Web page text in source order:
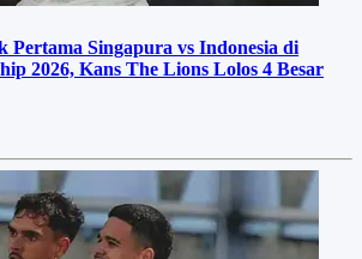
Pertama Singapura vs Indonesia di
2026, Kans The Lions Lolos 4 Besar